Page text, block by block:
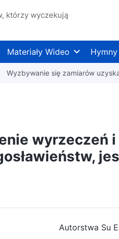
którzy wyczekują
Materiały Wideo Hymny
Wyzbywanie się zamiarów
wyrzeczeń
Autorstwa Su